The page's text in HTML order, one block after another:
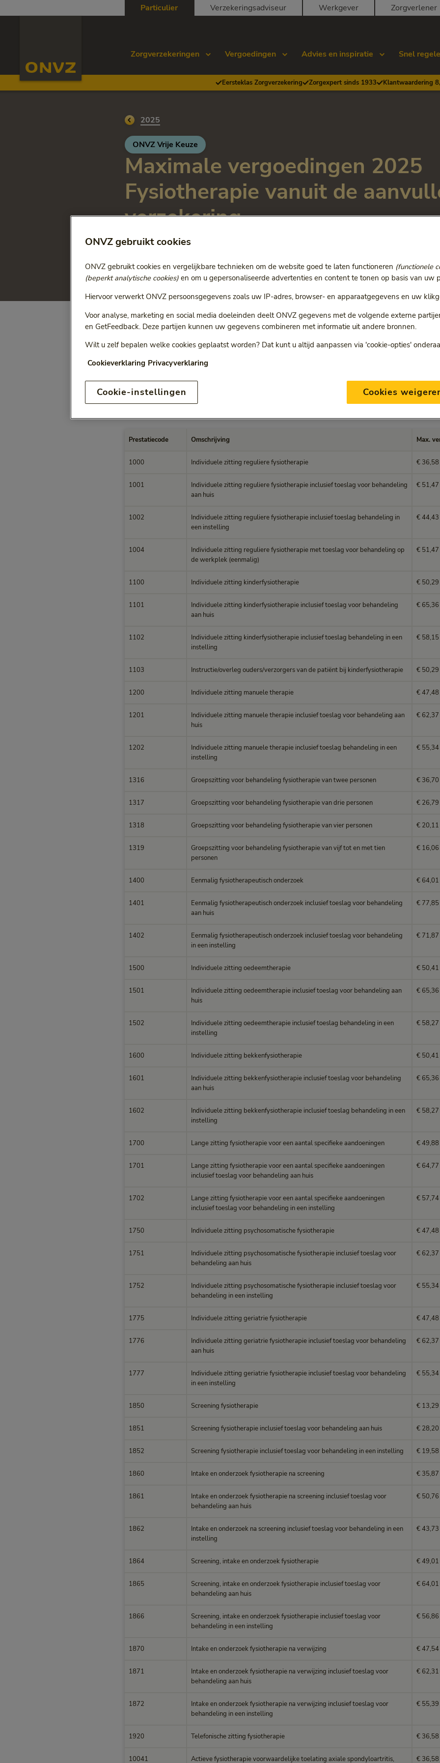
Particulier Verzekeringsadviseur Werkgever
Zorgverlener
Zorgverzekeringen Vergoedingen Advies en inspiratie Snel
Eersteklas Zorgverzekering Zorgexpert sinds 1933 Klantwaardering
Ga terug naar
2025
ONVZ Vrije Keuze
Maximale vergoedingen 2025
Fysiotherapie vanuit de
verzekering
De meeste fysiotherapie voor kinderen zit in de basisverzekering. Sommige
aanvullende verzekering vergoedt ook fysiotherapie als de basisverzekering deze (nog)
Dan moet u rekening houden met de maximale vergoedingen.
Vergelijk de prijzen van uw fysiotherapeut met onze maximale vergoedingen. Als deze
maximale vergoedingen, brengt uw zorgverlener het verschil meestal bij u in rekening.
basisverzekering fysiotherapie vergoedt. En ook niet als u oefentherapie Cesar of
Dit krijgt u vergoed
Max. vergoedingen per Prestatiecode
Prestatiecode Omschrijving Max.
1000 Individuele zitting reguliere fysiotherapie € 36,58
1001
Individuele zitting reguliere fysiotherapie inclusief toeslag voor behandeling
aan huis
€ 51,47
1002
Individuele zitting reguliere fysiotherapie inclusief toeslag behandeling in
een instelling
€ 44,43
1004
Individuele zitting reguliere fysiotherapie met toeslag voor behandeling op
de werkplek (eenmalig)
€ 51,47
1100 Individuele zitting kinderfysiotherapie € 50,29
1101
Individuele zitting kinderfysiotherapie inclusief toeslag voor behandeling
aan huis
€ 65,36
1102
Individuele zitting kinderfysiotherapie inclusief toeslag behandeling in een
instelling
€ 58,15
1103 Instructie/overleg ouders/verzorgers van de patiënt bij kinderfysiotherapie € 50,29
1200 Individuele zitting manuele therapie € 47,48
1201
Individuele zitting manuele therapie inclusief toeslag voor behandeling aan
huis
€ 62,37
1202
Individuele zitting manuele therapie inclusief toeslag behandeling in een
instelling
€ 55,34
1316 Groepszitting voor behandeling fysiotherapie van twee personen € 36,70
1317 Groepszitting voor behandeling fysiotherapie van drie personen € 26,79
1318 Groepszitting voor behandeling fysiotherapie van vier personen € 20,11
1319
Groepszitting voor behandeling fysiotherapie van vijf tot en met tien
personen
€ 16,06
1400 Eenmalig fysiotherapeutisch onderzoek € 64,01
1401
Eenmalig fysiotherapeutisch onderzoek inclusief toeslag voor behandeling
aan huis
€ 77,85
1402
Eenmalig fysiotherapeutisch onderzoek inclusief toeslag voor behandeling
in een instelling
€ 71,87
1500 Individuele zitting oedeemtherapie € 50,41
1501
Individuele zitting oedeemtherapie inclusief toeslag voor behandeling aan
huis
€ 65,36
1502
Individuele zitting oedeemtherapie inclusief toeslag behandeling in een
instelling
€ 58,27
1600 Individuele zitting bekkenfysiotherapie € 50,41
1601
Individuele zitting bekkenfysiotherapie inclusief toeslag voor behandeling
aan huis
€ 65,36
1602
Individuele zitting bekkenfysiotherapie inclusief toeslag behandeling in een
instelling
€ 58,27
1700 Lange zitting fysiotherapie voor een aantal specifieke aandoeningen € 49,88
1701
Lange zitting fysiotherapie voor een aantal specifieke aandoeningen
inclusief toeslag voor behandeling aan huis
€ 64,77
1702
Lange zitting fysiotherapie voor een aantal specifieke aandoeningen
inclusief toeslag voor behandeling in een instelling
€ 57,74
1750 Individuele zitting psychosomatische fysiotherapie € 47,48
1751
Individuele zitting psychosomatische fysiotherapie inclusief toeslag voor
behandeling aan huis
€ 62,37
1752
Individuele zitting psychosomatische fysiotherapie inclusief toeslag voor
behandeling in een instelling
€ 55,34
1775 Individuele zitting geriatrie fysiotherapie € 47,48
1776
Individuele zitting geriatrie fysiotherapie inclusief toeslag voor behandeling
aan huis
€ 62,37
1777
Individuele zitting geriatrie fysiotherapie inclusief toeslag voor behandeling
in een instelling
€ 55,34
1850 Screening fysiotherapie € 13,29
1851 Screening fysiotherapie inclusief toeslag voor behandeling aan huis € 28,20
1852 Screening fysiotherapie inclusief toeslag voor behandeling in een instelling € 19,58
1860 Intake en onderzoek fysiotherapie na screening € 35,87
1861
Intake en onderzoek fysiotherapie na screening inclusief toeslag voor
behandeling aan huis
€ 50,76
1862
Intake en onderzoek na screening inclusief toeslag voor behandeling in een
instelling
€ 43,73
1864 Screening, intake en onderzoek fysiotherapie € 49,01
1865
Screening, intake en onderzoek fysiotherapie inclusief toeslag voor
behandeling aan huis
€ 64,01
1866
Screening, intake en onderzoek fysiotherapie inclusief toeslag voor
behandeling in een instelling
€ 56,86
1870 Intake en onderzoek fysiotherapie na verwijzing € 47,54
1871
Intake en onderzoek fysiotherapie na verwijzing inclusief toeslag voor
behandeling aan huis
€ 62,31
1872
Intake en onderzoek fysiotherapie na verwijzing inclusief toeslag voor
behandeling in een instelling
€ 55,39
1920 Telefonische zitting fysiotherapie € 36,58
10041 Actieve fysiotherapie voorwaardelijke toelating axiale spondyloartritis, € 36,58
ONVZ gebruikt cookies
ONVZ gebruikt cookies en vergelijkbare technieken om de website goed te laten functioneren (functionele
(beperkt analytische cookies) en om u gepersonaliseerde advertenties en content te tonen op basis van uw
Hiervoor verwerkt ONVZ persoonsgegevens zoals uw IP-adres, browser- en apparaatgegevens en uw
Voor analyse, marketing en social media doeleinden deelt ONVZ gegevens met de volgende externe
en GetFeedback. Deze partijen kunnen uw gegevens combineren met informatie uit andere bronnen.
Wilt u zelf bepalen welke cookies geplaatst worden? Dat kunt u altijd aanpassen via 'cookie-opties'
Cookieverklaring Privacyverklaring
Cookie-instellingen Cookies